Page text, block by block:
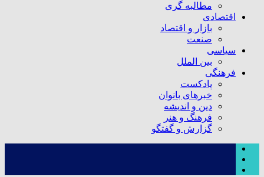
مطالبه گری
اقتصادی
بازار و اقتصاد
صنعت
سیاسی
بین الملل
فرهنگی
پادکست
خبرهای بانوان
دین و اندیشه
فرهنگ و هنر
گزارش و گفتگو